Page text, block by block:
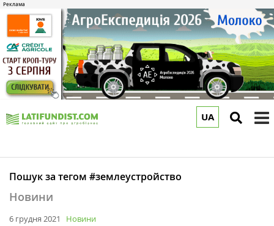
UA
Пошук за тегом #землеустройство
Новини
6 грудня 2021 Новини